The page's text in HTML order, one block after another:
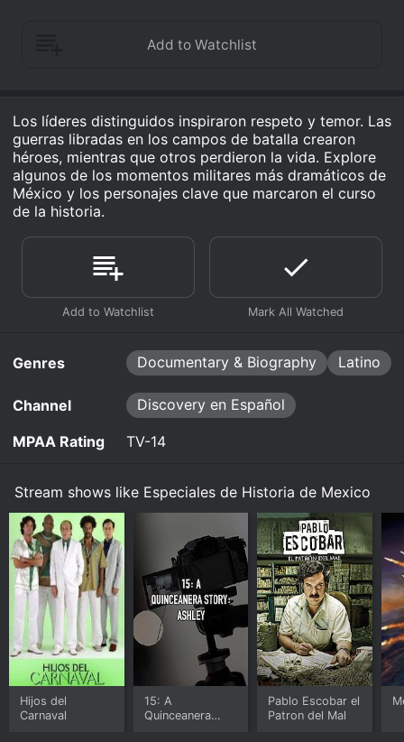
Los líderes distinguidos inspiraron respeto y temor. Las
guerras libradas en los campos de batalla crearon
héroes, mientras que otros perdieron la vida. Explore
algunos de los momentos militares más dramáticos de
México y los personajes clave que marcaron el curso
de la historia.
Genres Documentary & Biography Latino
Channel Discovery en Español
MPAA Rating TV-14
Stream shows like Especiales de Historia de Mexico
Hijos del
Carnaval
15: A
Quinceanera
Pablo Escobar el
Patron del Mal